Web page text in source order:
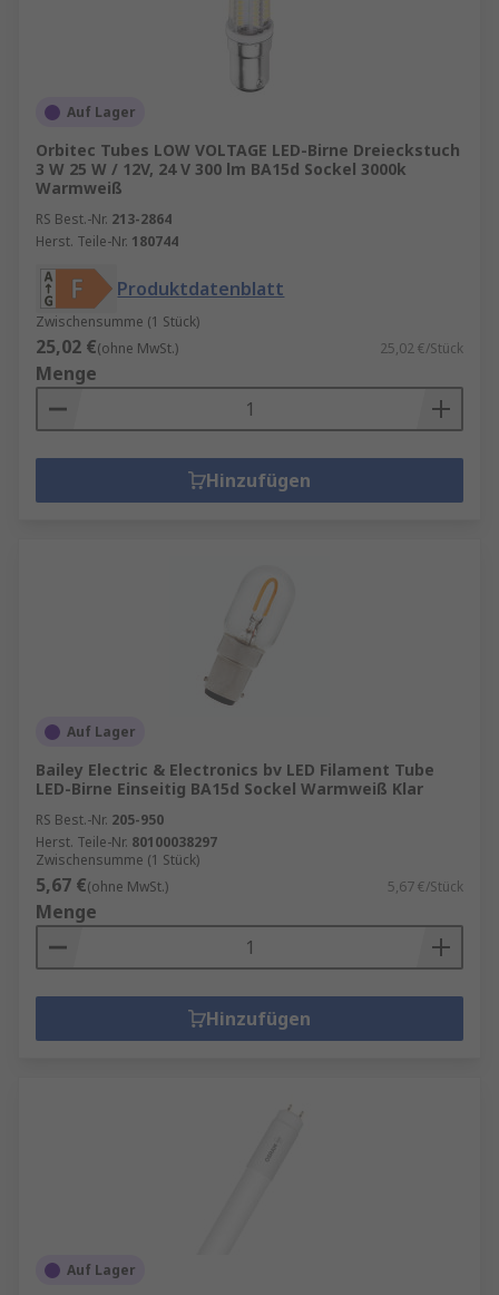
Auf Lager
Orbitec Tubes LOW VOLTAGE LED-Birne Dreieckstuch
3 W 25 W / 12V, 24 V 300 lm BA15d Sockel 3000k
Warmweiß
RS Best.-Nr. 213-2864
Herst. Teile-Nr. 180744
Produktdatenblatt
Zwischensumme (1 Stück)
25,02 €(ohne MwSt.) 25,02 €/Stück
Menge
Hinzufügen
Auf Lager
Bailey Electric & Electronics bv LED Filament Tube
LED-Birne Einseitig BA15d Sockel Warmweiß Klar
RS Best.-Nr. 205-950
Herst. Teile-Nr. 80100038297
Zwischensumme (1 Stück)
5,67 €(ohne MwSt.) 5,67 €/Stück
Menge
Hinzufügen
Auf Lager